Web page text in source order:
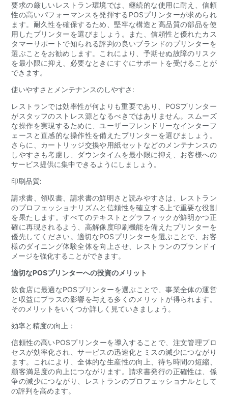
要求の厳しいレストラン環境では、継続的な使用に耐え、信頼
性の高いパフォーマンスを発揮するPOSプリンターが求められ
ます。耐久性を確保するため、堅牢な構造と高品質の部品を使
用したプリンターを選びましょう。また、信頼性と優れたカス
タマーサポートで知られる評判の良いブランドのプリンターを
選ぶことをお勧めします。これにより、予期せぬ故障のリスク
を最小限に抑え、必要なときにすぐにサポートを受けることが
できます。
使いやすさとメンテナンスのしやすさ:
レストランでは効率性が何よりも重要であり、POSプリンター
がスタッフのストレス源となるべきではありません。スムーズ
な操作を実現するために、ユーザーフレンドリーなインターフ
ェースと直感的な操作性を備えたプリンターを選びましょう。
さらに、カートリッジ交換や用紙セットなどのメンテナンスの
しやすさも考慮し、ダウンタイムを最小限に抑え、お客様への
サービス提供に集中できるようにしましょう。
印刷品質:
請求書、領収書、請求書の鮮明さと読みやすさは、レストラン
のプロフェッショナリズムと信頼性を確立する上で重要な役割
を果たします。すべてのテキストとグラフィックが鮮明かつ正
確に再現されるよう、高解像度印刷機能を備えたプリンターを
優先してください。適切なPOSプリンターを選ぶことで、お客
様のダイニング体験全体を向上させ、レストランのブランドイ
メージを強化することができます。
適切なPOSプリンターへの投資のメリット
飲食店に最適なPOSプリンターを選ぶことで、事業全体の運営
と収益にプラスの影響を与える多くのメリットが得られます。
そのメリットをいくつか詳しく見ていきましょう。
効率と精度の向上：
信頼性の高いPOSプリンターを導入することで、注文管理プロ
セスが効率化され、サービスの迅速化とミスの減少につながり
ます。これにより、全体的な生産性の向上、待ち時間の短縮、
顧客満足度の向上につながります。請求書発行の正確性は、係
争の減少につながり、レストランのプロフェッショナルとして
の評判を高めます。